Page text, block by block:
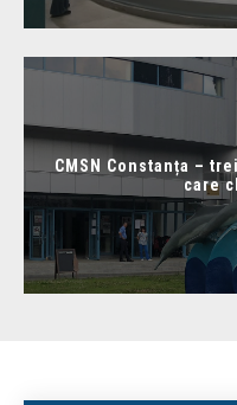
CMSN Constanța –
care